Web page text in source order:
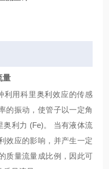
量
利用科里奥利效应的传感
的振动，使管子以一定角
利力 (Fe)。 当有液体流
效应的影响，并产生一定
质量流量成比例，因此可